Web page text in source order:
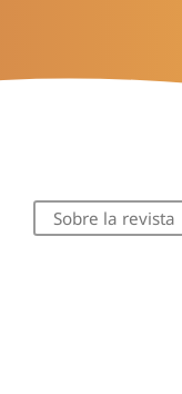
Sobre la revista